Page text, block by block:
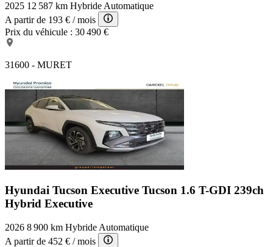
2025 12 587 km Hybride Automatique
A partir de 193 € / mois
Prix du véhicule : 30 490 €
31600 - MURET
Hyundai Tucson Executive Tucson 1.6 T-GDI 239ch
Hybrid Executive
2026 8 900 km Hybride Automatique
A partir de 452 € / mois